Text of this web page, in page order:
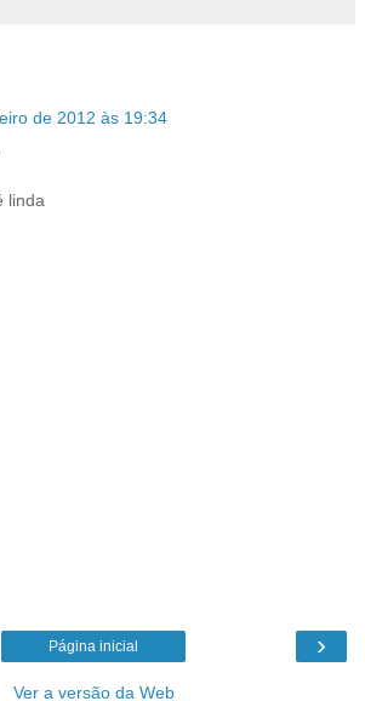
de 2012 às 19:34
linda
›
Página inicial
Ver a versão da Web